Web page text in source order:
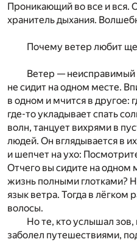
Проникающий во все и вся.
хранитель дыхания.
Почему ветер любит
Ветер — неисправимый
не сидит на одном месте.
в одном и мчится в другое:
где-то укладывает спать
волн, танцует вихрями в
людей. Он вглядывается в
и шепчет на ухо:
Отчего вы сидите на одном
жизнь полными глотками?
язык ветра. Тогда в лёгком
волосы.
Но те, кто услышал зов,
заболел путешествиями,